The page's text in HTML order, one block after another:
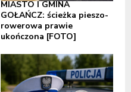
MIASTO I GMINA
GOŁAŃCZ: ścieżka pieszo-
rowerowa prawie
ukończona [FOTO]